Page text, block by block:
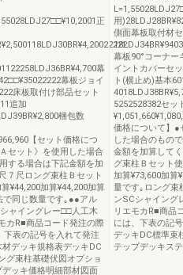
正
幕
幕板ジョイ
床板取付け部品セット
追加
梱包数
【セット価格につ
セット》を使用した場合
する場合は下記金額を加
７尺ロング束柱Ｂセット
¥44,200加算¥44,200加算
で同じ数量です｡●●アル
ャイングレー□□人工木
カR■商品コード発注の際
表の記号を入れて発注
デッキ規格表デッキDC
グ束柱基礎伏図オプショ
ッキ価格明細部材図面
用
側面幕板取付材
幕板90°コーナー
イントカバーセ
ト(横止め)基本
5252528382セッ
価格について】●
した場合のもの
金額を加算して
グ束柱Ｂセット
加算¥73,600加算
量です｡ロング束
ンSCシャイング
リエモカR■商品
には、下表の記
デッキDC標準束
テップデッキス